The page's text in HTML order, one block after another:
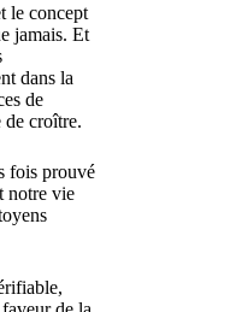
le concept
jamais. Et
dans la
de
croître.
fois prouvé
notre vie